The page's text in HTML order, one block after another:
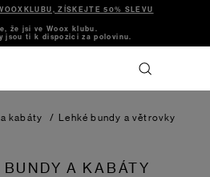
ZÍSKEJTE 50% SLEVU
že jsi ve Woox klubu.
jsou ti k dispozici za polovinu.
kabáty / Lehké bundy a větrovky
A KABÁTY